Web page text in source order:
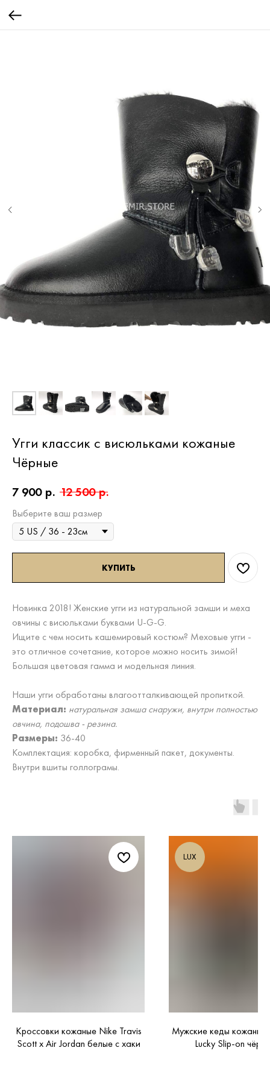
Угги классик с висюльками кожаные
Чёрные
7 900 р. 12 500 р.
Выберите ваш размер
КУПИТЬ
Новинка 2018! Женские угги из натуральной замши и меха
овчины с висюльками буквами U-G-G.
Ищите с чем носить кашемировый костюм? Меховые угги -
это отличное сочетание, которое можно носить зимой!
Большая цветовая гамма и модельная линия.
Наши угги обработаны влагоотталкивающей пропиткой.
Материал: натуральная замша снаружи, внутри полностью
овчина, подошва - резина.
Размеры: 36-40
Комплектация: коробка, фирменный пакет, документы.
Внутри вшиты голлограмы.
Кроссовки кожаные Nike Travis
Scott x Air Jordan белые с хаки
LUX
Мужские кеды кожаные
Lucky Slip-on